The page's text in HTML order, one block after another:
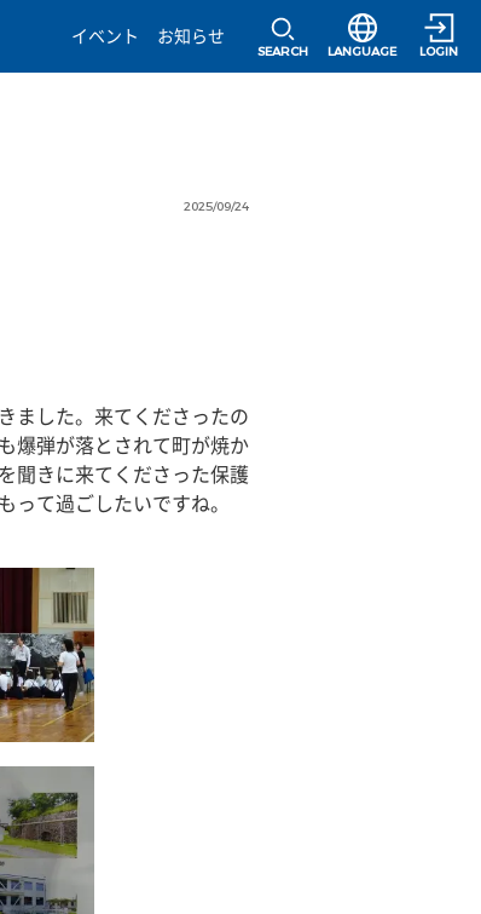
イベント
お知らせ
SEARCH
選択すると言語
LANGUAGE LOGIN
2025/09/24
ました。来てくださったの
爆弾が落とされて町が焼か
聞きに来てくださった保護
て過ごしたいですね。